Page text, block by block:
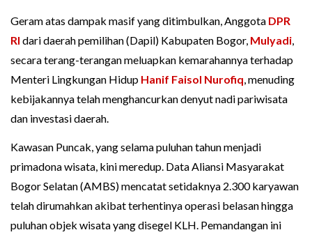
Geram atas dampak masif yang ditimbulkan, Anggota DPR
RI dari daerah pemilihan (Dapil) Kabupaten Bogor, Mulyadi,
secara terang-terangan meluapkan kemarahannya terhadap
Menteri Lingkungan Hidup Hanif Faisol Nurofiq, menuding
kebijakannya telah menghancurkan denyut nadi pariwisata
dan investasi daerah.
Kawasan Puncak, yang selama puluhan tahun menjadi
primadona wisata, kini meredup. Data Aliansi Masyarakat
Bogor Selatan (AMBS) mencatat setidaknya 2.300 karyawan
telah dirumahkan akibat terhentinya operasi belasan hingga
puluhan objek wisata yang disegel KLH. Pemandangan ini